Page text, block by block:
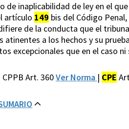
de inaplicabilidad de ley en el
artículo 149 bis del Código
de la conducta que el
atinentes a los hechos y su
excepcionales que en el caso
CPPB Art. 360Ver Norma | CPE